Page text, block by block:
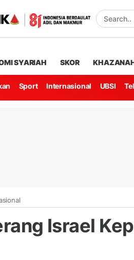
SYARIAH SKOR
Sport Internasional UBSI
Israel